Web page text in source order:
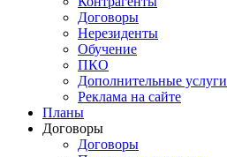
Договоры
Нерезиденты
Обучение
ПКО
Дополнительные услуги
Реклама на сайте
Планы
Договоры
Договоры